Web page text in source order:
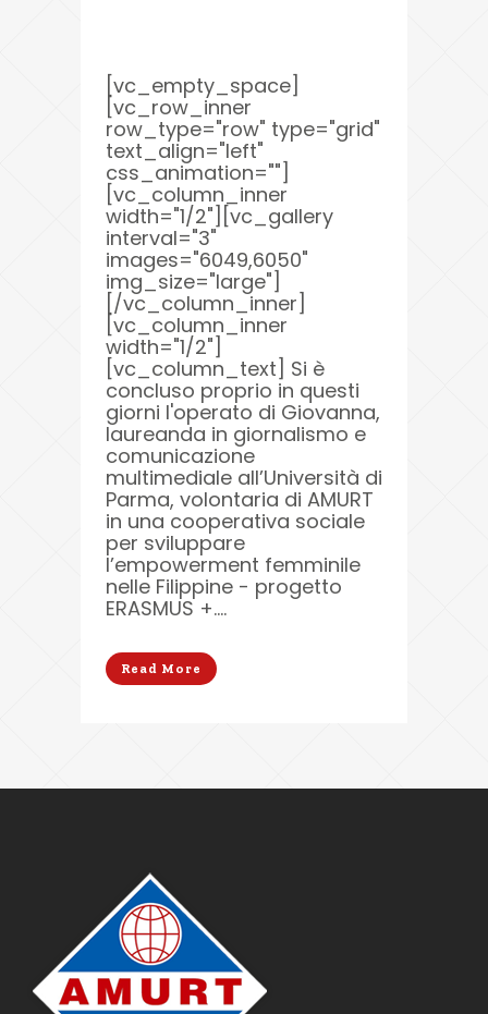
[vc_empty_space]
[vc_row_inner
row_type="row" type="grid"
text_align="left"
css_animation=""]
[vc_column_inner
width="1/2"][vc_gallery
interval="3"
images="6049,6050"
img_size="large"]
[/vc_column_inner]
[vc_column_inner
width="1/2"]
[vc_column_text] Si è
concluso proprio in questi
giorni l'operato di Giovanna,
laureanda in giornalismo e
comunicazione
multimediale all’Università di
Parma, volontaria di AMURT
in una cooperativa sociale
per sviluppare
l’empowerment femminile
nelle Filippine - progetto
ERASMUS +....
Read More